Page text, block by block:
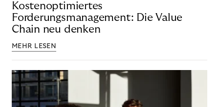
Kostenoptimiertes
Forderungsmanagement: Die Value
Chain neu denken
MEHR LESEN